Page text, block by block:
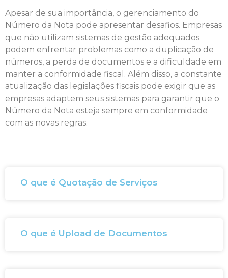
Apesar de sua importância, o gerenciamento do
Número da Nota pode apresentar desafios. Empresas
que não utilizam sistemas de gestão adequados
podem enfrentar problemas como a duplicação de
números, a perda de documentos e a dificuldade em
manter a conformidade fiscal. Além disso, a constante
atualização das legislações fiscais pode exigir que as
empresas adaptem seus sistemas para garantir que o
Número da Nota esteja sempre em conformidade
com as novas regras.
O que é Quotação de Serviços
O que é Upload de Documentos